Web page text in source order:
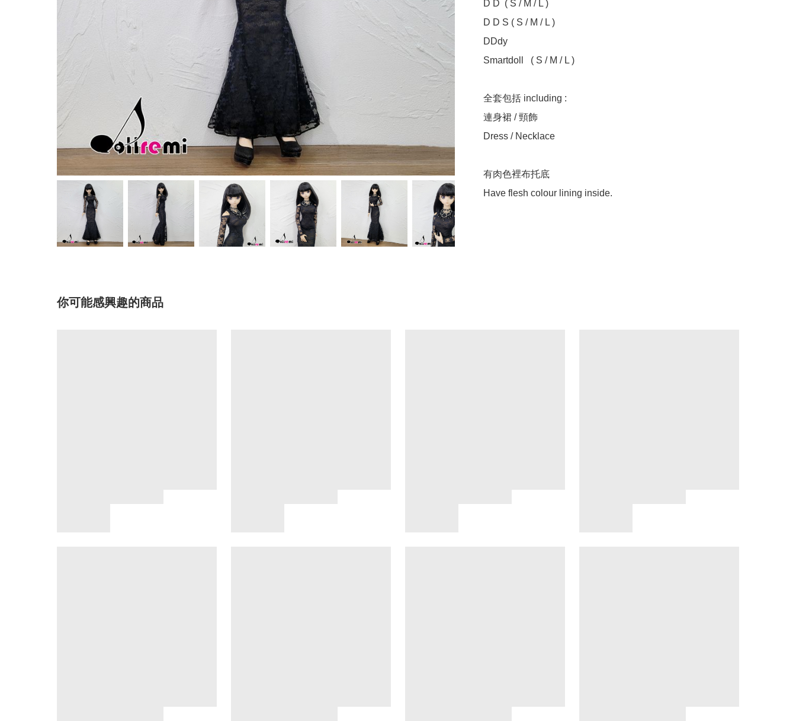
D D  ( S / M / L )
D D S ( S / M / L )
DDdy
Smartdoll	( S / M / L )
全套包括 including :
連身裙 / 頸飾
Dress / Necklace
有肉色裡布托底
你可能感興趣的商品